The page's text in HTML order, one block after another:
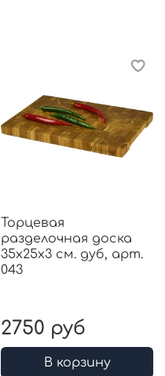
Торцевая
разделочная доска
35x25x3 см. дуб, арт.
043
2750 руб
В корзину